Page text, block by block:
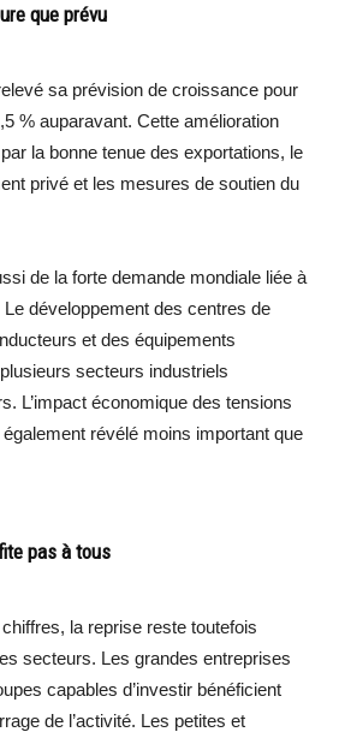
que prévu
sa prévision de croissance pour
% auparavant. Cette amélioration
la bonne tenue des exportations, le
privé et les mesures de soutien du
de la forte demande mondiale liée à
Le développement des centres de
et des équipements
secteurs industriels
L’impact économique des tensions
révélé moins important que
pas à tous
la reprise reste toutefois
secteurs. Les grandes entreprises
capables d’investir bénéficient
de l’activité. Les petites et